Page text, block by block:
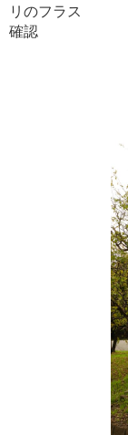
リのフラス
確認